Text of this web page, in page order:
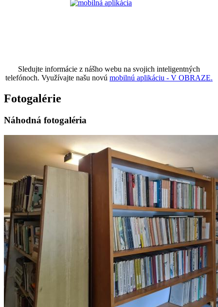
Sledujte informácie z nášho webu na svojich inteligentných
telefónoch. Využívajte našu novú mobilnú aplikáciu - V OBRAZE.
Fotogalérie
Náhodná fotogaléria